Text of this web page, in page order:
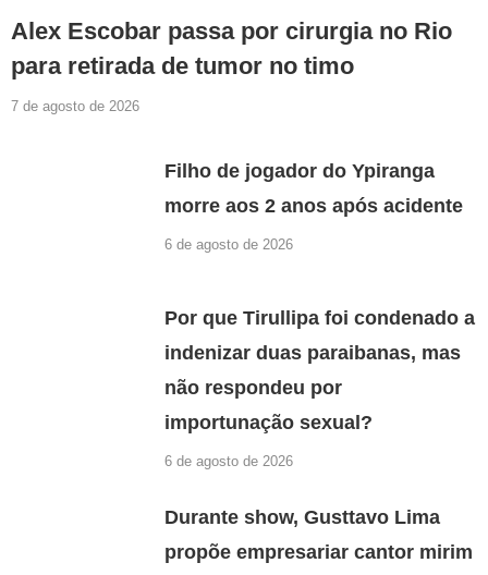
Alex Escobar passa por cirurgia no Rio
para retirada de tumor no timo
7 de agosto de 2026
Filho de jogador do Ypiranga
morre aos 2 anos após acidente
6 de agosto de 2026
Por que Tirullipa foi condenado a
indenizar duas paraibanas, mas
não respondeu por
importunação sexual?
6 de agosto de 2026
Durante show, Gusttavo Lima
propõe empresariar cantor mirim